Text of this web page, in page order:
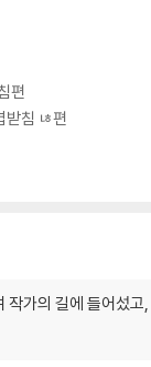
편
받침 ㄶ편
작가의 길에 들어섰